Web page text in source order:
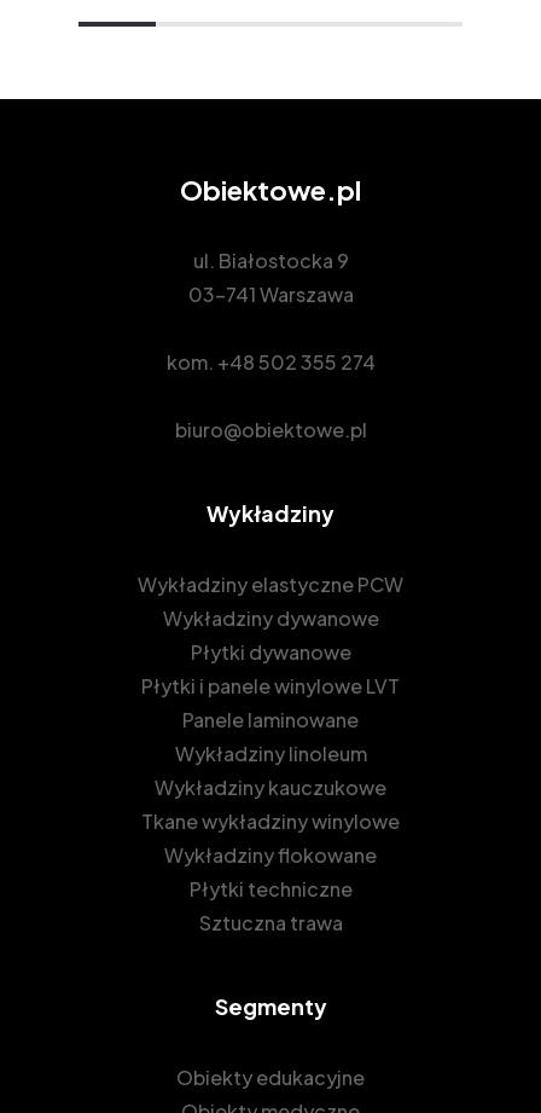
Obiektowe.pl
ul. Białostocka 9
03-741 Warszawa
kom. +48 502 355 274
biuro@obiektowe.pl
Wykładziny
Wykładziny elastyczne PCW
Wykładziny dywanowe
Płytki dywanowe
Płytki i panele winylowe LVT
Panele laminowane
Wykładziny linoleum
Wykładziny kauczukowe
Tkane wykładziny winylowe
Wykładziny flokowane
Płytki techniczne
Sztuczna trawa
Segmenty
Obiekty edukacyjne